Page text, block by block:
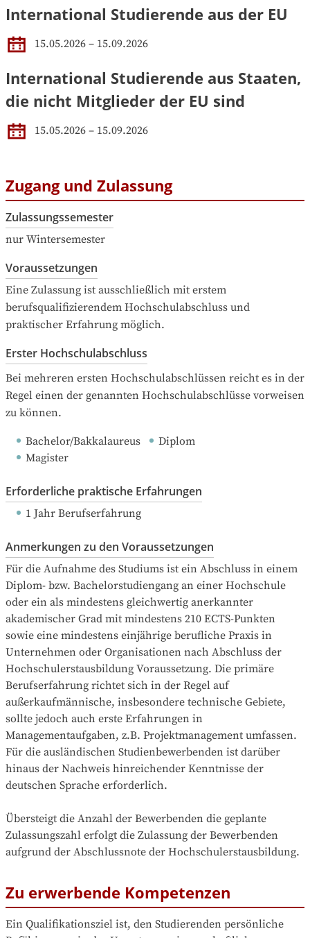
International Studierende aus der EU
15.05.2026 – 15.09.2026
International Studierende aus Staaten,
die nicht Mitglieder der EU sind
15.05.2026 – 15.09.2026
Zugang und Zulassung
Zulassungssemester
nur Wintersemester
Voraussetzungen
Eine Zulassung ist ausschließlich mit erstem
berufsqualifizierendem Hochschulabschluss und
praktischer Erfahrung möglich.
Erster Hochschulabschluss
Bei mehreren ersten Hochschulabschlüssen reicht es in der
Regel einen der genannten Hochschulabschlüsse vorweisen
zu können.
Bachelor/Bakkalaureus
Diplom
Magister
Erforderliche praktische Erfahrungen
1 Jahr Berufserfahrung
Anmerkungen zu den Voraussetzungen
Für die Aufnahme des Studiums ist ein Abschluss in einem
Diplom- bzw. Bachelorstudiengang an einer Hochschule
oder ein als mindestens gleichwertig anerkannter
akademischer Grad mit mindestens 210 ECTS-Punkten
sowie eine mindestens einjährige berufliche Praxis in
Unternehmen oder Organisationen nach Abschluss der
Hochschulerstausbildung Voraussetzung. Die primäre
Berufserfahrung richtet sich in der Regel auf
außerkaufmännische, insbesondere technische Gebiete,
sollte jedoch auch erste Erfahrungen in
Managementaufgaben, z.B. Projektmanagement umfassen.
Für die ausländischen Studienbewerbenden ist darüber
hinaus der Nachweis hinreichender Kenntnisse der
deutschen Sprache erforderlich.
Übersteigt die Anzahl der Bewerbenden die geplante
Zulassungszahl erfolgt die Zulassung der Bewerbenden
aufgrund der Abschlussnote der Hochschulerstausbildung.
Zu erwerbende Kompetenzen
Ein Qualifikationsziel ist, den Studierenden persönliche